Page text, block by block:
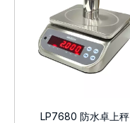
LP7680 防水卓上秤